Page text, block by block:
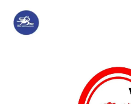
content